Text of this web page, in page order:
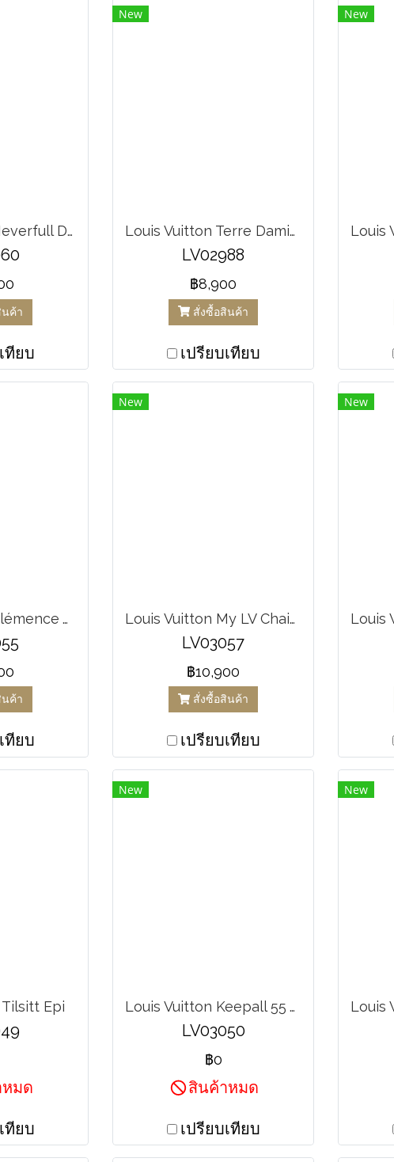
Louis Vuitton Neverfull Damier Ebene MM
ค้า
ทียบ
New
Louis Vuitton Terre Damier Geant Messenger cloth weekend bag
LV02988
฿8,900
สั่งซื้อสินค้า
เปรียบเทียบ
New
Louis Vuitton Clémence wallet M60742
ค้า
ทียบ
New
Louis Vuitton My LV Chain Two Classique Square Sunglasses
LV03057
฿10,900
สั่งซื้อสินค้า
เปรียบเทียบ
New
Epi
มด
ทียบ
New
Louis Vuitton Keepall 55 Vintage Canvas
LV03050
฿0
สินค้าหมด
เปรียบเทียบ
New